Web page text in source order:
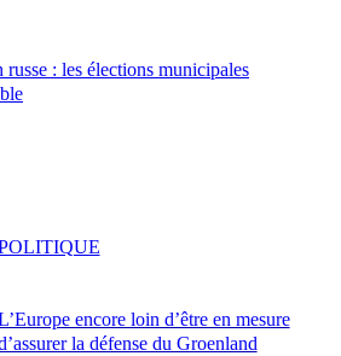
: les élections municipales
encore loin d’être en mesure
la défense du Groenland